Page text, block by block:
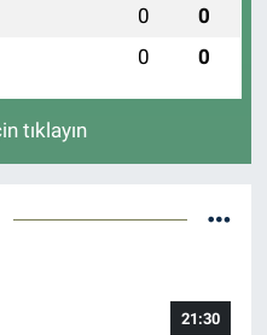
0 0
0 0
tıklayın
21:30